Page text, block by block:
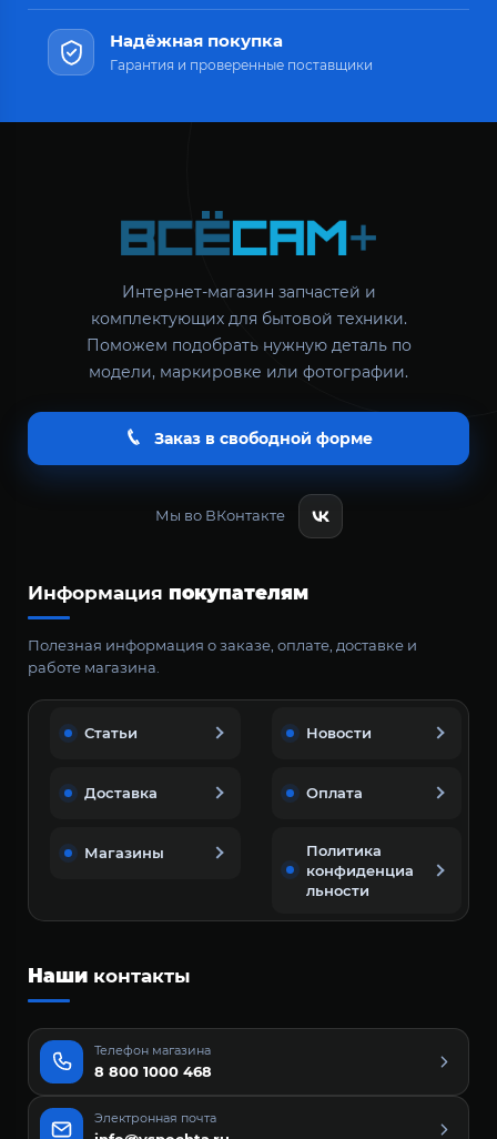
Надёжная покупка
Гарантия и проверенные поставщики
Интернет-магазин запчастей и
комплектующих для бытовой техники.
Поможем подобрать нужную деталь по
модели, маркировке или фотографии.
Заказ в свободной форме
Мы во ВКонтакте
Информация покупателям
Полезная информация о заказе, оплате, доставке и
работе магазина.
Статьи Новости
Доставка Оплата
Магазины
Политика
конфиденциа
льности
Наши контакты
Телефон магазина
8 800 1000 468
Электронная почта